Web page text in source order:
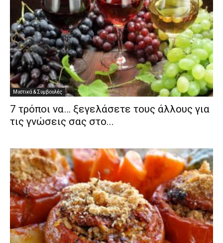
Μυστικά & Συμβουλές
7 τρόποι να… ξεγελάσετε τους άλλους για
τις γνώσεις σας στο...